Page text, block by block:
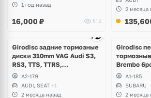
1 год назад
16,000 ₽ 612
2 месяца
Girodisc задние тормозные
диски 310mm VAG Audi S3,
RS3, TTS, TTRS,
Volkswagen Golf R, Passat,
Arteon, Tiguan, Seat Leon,
Formentor Cupra
A2-179
AUDI, SEAT +1
2 месяца назад
Girodisc
Brembo
Impreza
A1-185
SUBARU
2 месяца